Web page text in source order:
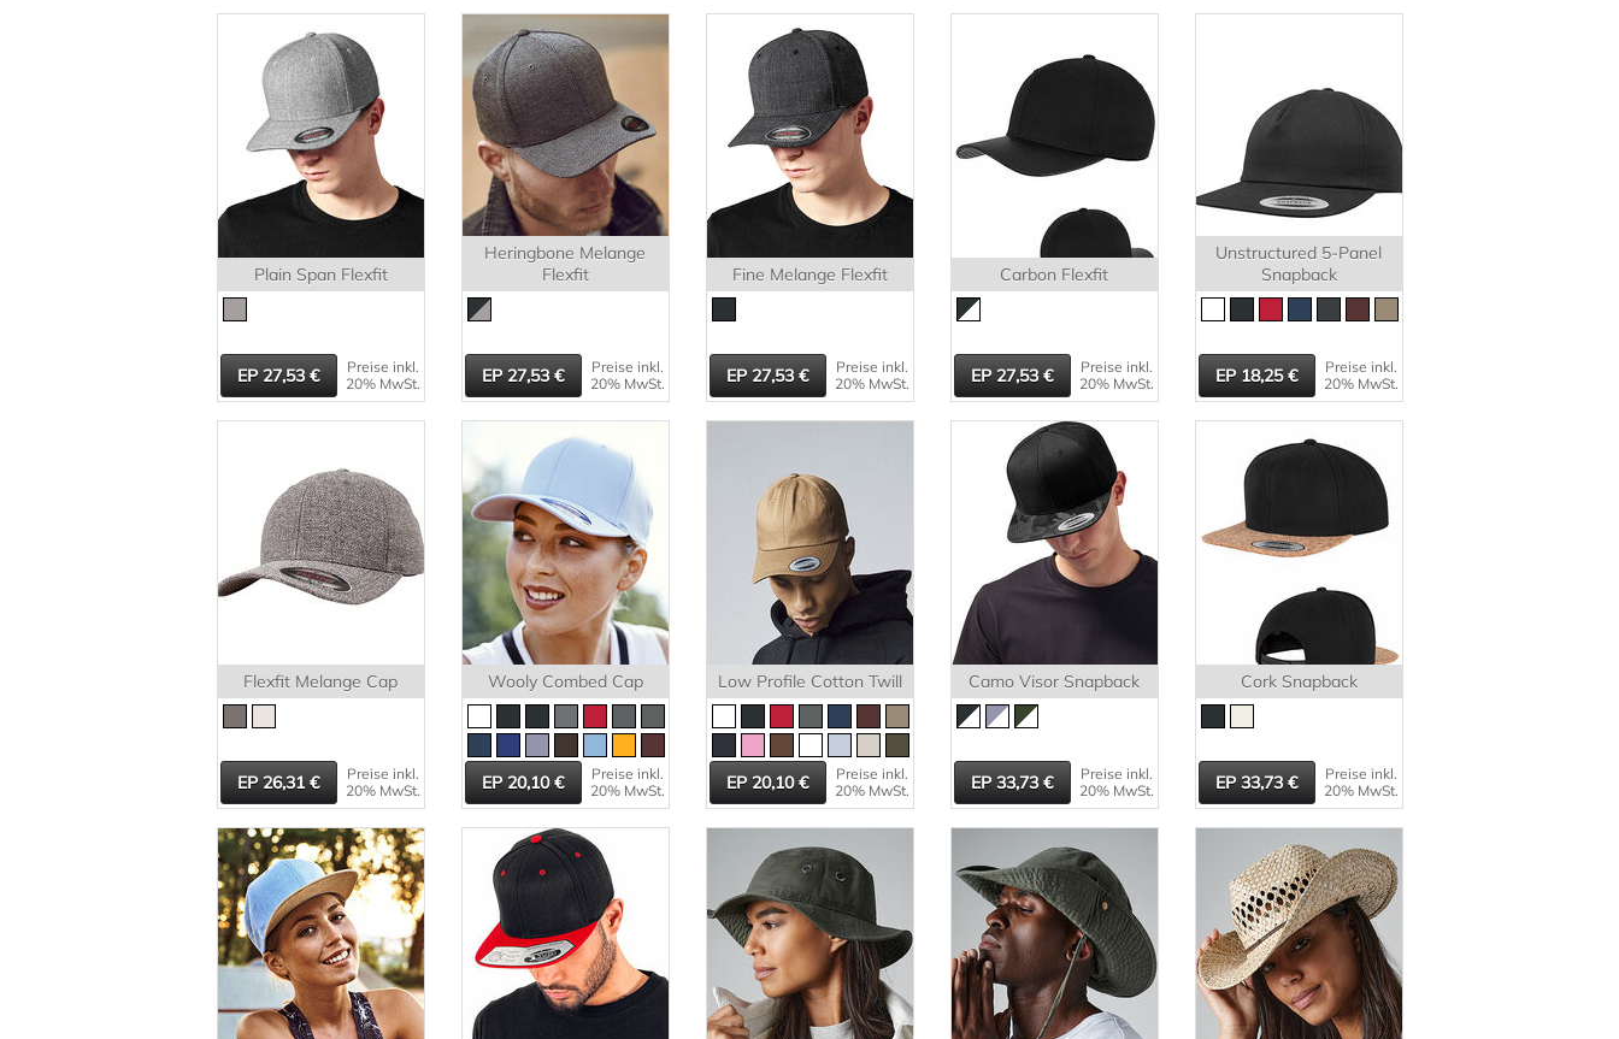
Plain Span Flexfit
27,53
Preise inkl.
20% MwSt.
Heringbone Melange
Flexfit
27,53
Preise inkl.
20% MwSt.
Fine Melange Flexfit
27,53
Preise inkl.
20% MwSt.
Carbon Flexfit
27,53
Preise inkl.
20% MwSt.
Unstructured 5-Panel
Snapback
18,25
Preise inkl.
20% MwSt.
Flexfit Melange Cap
26,31
Preise inkl.
20% MwSt.
Wooly Combed Cap
20,10
Preise inkl.
20% MwSt.
Low Profile Cotton Twill
20,10
Preise inkl.
20% MwSt.
Camo Visor Snapback
33,73
Preise inkl.
20% MwSt.
Cork Snapback
33,73
Preise inkl.
20% MwSt.